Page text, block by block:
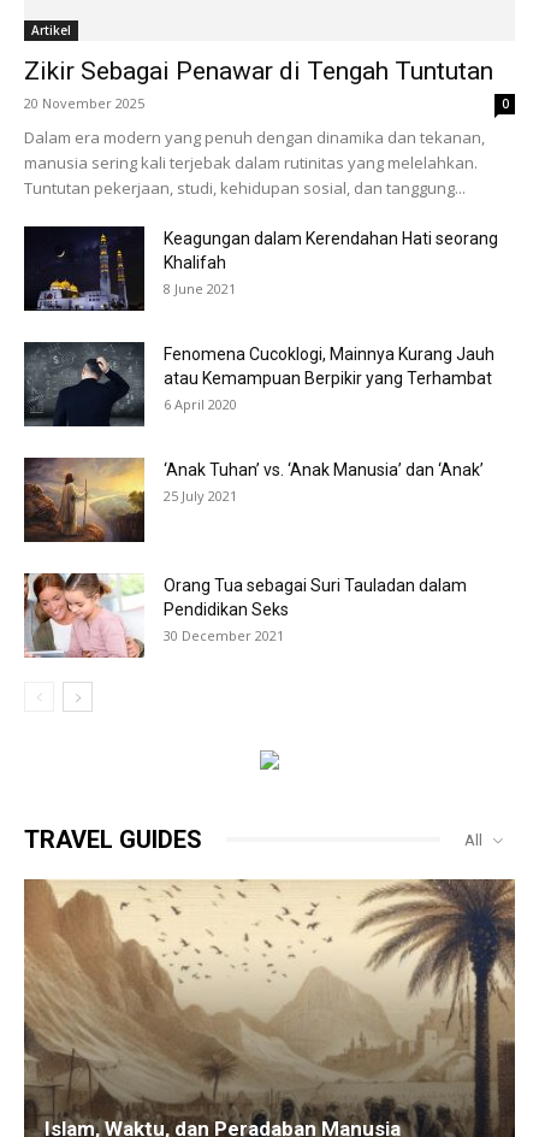
Artikel
Zikir Sebagai Penawar di Tengah Tuntutan
20 November 2025 0
Dalam era modern yang penuh dengan dinamika dan tekanan,
manusia sering kali terjebak dalam rutinitas yang melelahkan.
Tuntutan pekerjaan, studi, kehidupan sosial, dan tanggung...
Keagungan dalam Kerendahan Hati seorang
Khalifah
8 June 2021
Fenomena Cucoklogi, Mainnya Kurang Jauh
atau Kemampuan Berpikir yang Terhambat
6 April 2020
‘Anak Tuhan’ vs. ‘Anak Manusia’ dan ‘Anak’
25 July 2021
Orang Tua sebagai Suri Tauladan dalam
Pendidikan Seks
30 December 2021
TRAVEL GUIDES All
Islam, Waktu, dan Peradaban Manusia